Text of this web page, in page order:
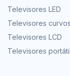
Televisores LED
Televisores curvos
Televisores LCD
Televisores